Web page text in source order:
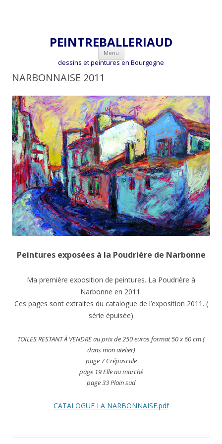
PEINTREBALLERIAUD
dessins et peintures en Bourgogne
Menu Aller
contenu
NARBONNAISE 2011
Peintures exposées à la Poudrière de Narbonne
Ma première exposition de peintures. La Poudrière à
Narbonne en 2011.
Ces pages sont extraites du catalogue de l’exposition 2011. (
série épuisée)
TOILES RESTANT À VENDRE au prix de 250 euros format 50 x 60 cm (
dans mon atelier)
page 7 Crépuscule
page 19 Elle au marché
page 33 Plain sud
CATALOGUE LA NARBONNAISE.pdf